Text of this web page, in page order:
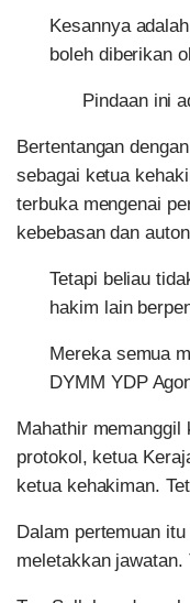
Kesannya
boleh diberikan
Pindaan ini
Bertentangan
sebagai ketua
terbuka mengenai
kebebasan dan
Tetapi beliau
hakim lain
Mereka semua
DYMM YDP
Mahathir
protokol, ketua
ketua kehakiman.
Dalam pertemuan
meletakkan jawatan.